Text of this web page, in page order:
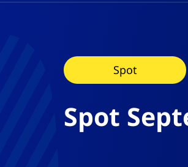
Spot
Spot